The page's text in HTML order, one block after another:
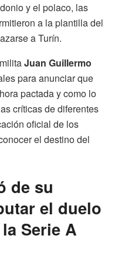
y el polaco, las
a la plantilla del
a Turín.
Juan Guillermo
para anunciar que
pactada y como lo
críticas de diferentes
oficial de los
el destino del
de su
el duelo
Serie A